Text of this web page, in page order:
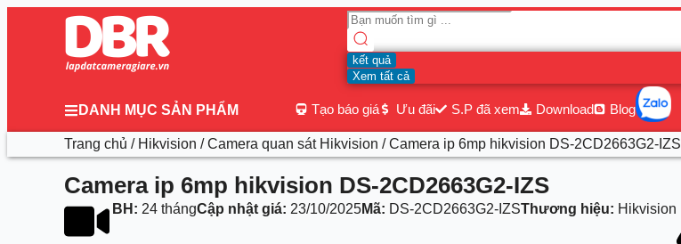
kết quả
Xem tất cả
DANH MỤC SẢN PHẨM Tạo báo giá Ưu đãi S.P đã xem Download Blog
Trang chủ / Hikvision /Camera quan sát Hikvision / Camera ip 6mp hikvision DS-2CD2663G2-IZS
Camera ip 6mp hikvision DS-2CD2663G2-IZS
BH: 24 thángCập nhật giá: 23/10/2025Mã: DS-2CD2663G2-IZSThương hiệu: Hikvision